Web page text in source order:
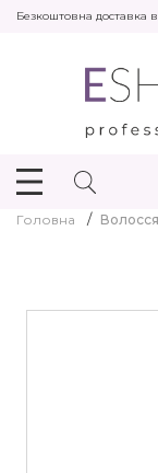
Безкоштовна доставка
Головна Волосся